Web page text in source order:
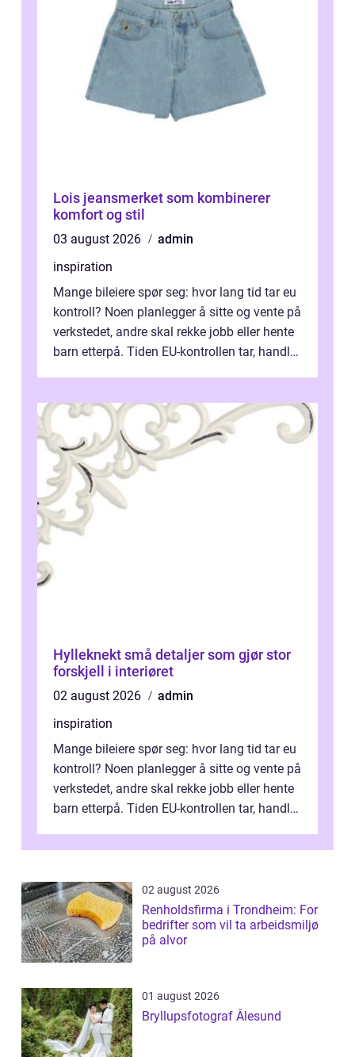
Lois jeansmerket som kombinerer
komfort og stil
03 august 2026
admin
inspiration
Mange bileiere spør seg: hvor lang tid tar eu
kontroll? Noen planlegger å sitte og vente på
verkstedet, andre skal rekke jobb eller hente
barn etterpå. Tiden EU-kontrollen tar, handler
Hylleknekt små detaljer som gjør stor
forskjell i interiøret
02 august 2026
admin
inspiration
Mange bileiere spør seg: hvor lang tid tar eu
kontroll? Noen planlegger å sitte og vente på
verkstedet, andre skal rekke jobb eller hente
barn etterpå. Tiden EU-kontrollen tar, handler
02 august 2026
Renholdsfirma i Trondheim: For
bedrifter som vil ta arbeidsmiljø
på alvor
01 august 2026
Bryllupsfotograf Ålesund